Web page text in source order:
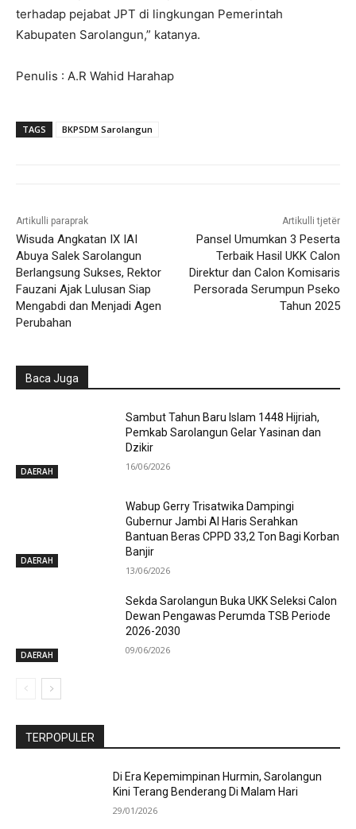
terhadap pejabat JPT di lingkungan Pemerintah
Kabupaten Sarolangun,” katanya.
Penulis : A.R Wahid Harahap
TAGS BKPSDM Sarolangun
Artikulli paraprak
Wisuda Angkatan IX IAI
Abuya Salek Sarolangun
Berlangsung Sukses, Rektor
Fauzani Ajak Lulusan Siap
Mengabdi dan Menjadi Agen
Perubahan
Artikulli tjetër
Pansel Umumkan 3 Peserta
Terbaik Hasil UKK Calon
Direktur dan Calon Komisaris
Persorada Serumpun Pseko
Tahun 2025
Baca Juga
DAERAH
Sambut Tahun Baru Islam 1448 Hijriah,
Pemkab Sarolangun Gelar Yasinan dan
Dzikir
16/06/2026
DAERAH
Wabup Gerry Trisatwika Dampingi
Gubernur Jambi Al Haris Serahkan
Bantuan Beras CPPD 33,2 Ton Bagi Korban
Banjir
13/06/2026
DAERAH
Sekda Sarolangun Buka UKK Seleksi Calon
Dewan Pengawas Perumda TSB Periode
2026-2030
09/06/2026
TERPOPULER
Di Era Kepemimpinan Hurmin, Sarolangun
Kini Terang Benderang Di Malam Hari
29/01/2026